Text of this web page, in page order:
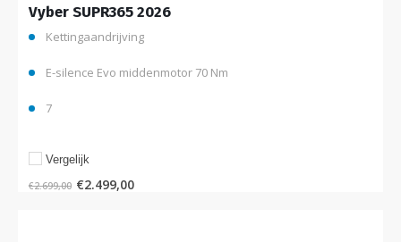
Vyber SUPR365 2026
Kettingaandrijving
E-silence Evo middenmotor 70 Nm
7
€2.699,00 €2.499,00
Vergelijk